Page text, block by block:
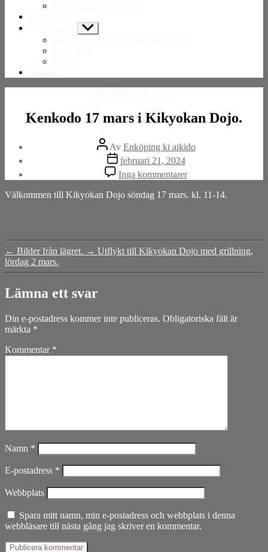
Visa
undermeny
Kenkodo 17 mars i Kikyokan Dojo.
Inläggsförfattare
Av Enköping ki aikido
Inläggsdatum
februari 21, 2024
Inga kommentarertill
Kenkodo
17
Välkommen till Kikyokan Dojo söndag 17 mars. kl. 11-14.
← Bilder från lägret. → Utflykt till Kikyokan Dojo med grillning,
lördag 2 mars.
Lämna ett svar
Din e-postadress kommer inte publiceras. Obligatoriska fält är
märkta *
Kommentar *
Namn *
E-postadress *
Webbplats
Spara mitt namn, min e-postadress och webbplats i denna
webbläsare till nästa gång jag skriver en kommentar.